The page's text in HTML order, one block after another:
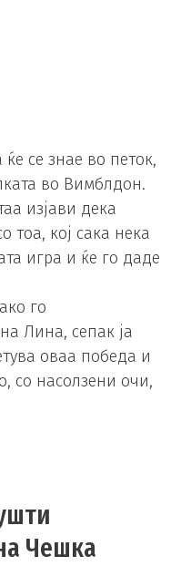
се знае во петок,
во Вимблдон.
изјави дека
тоа, кој сака нека
игра и ќе го даде
го
Лина, сепак ја
оваа победа и
со насолзени очи,
Чешка